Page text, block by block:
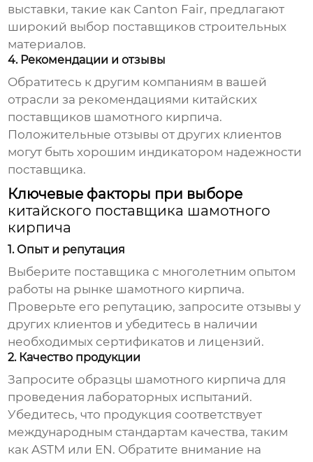
выставки, такие как Canton Fair, предлагают
широкий выбор поставщиков строительных
материалов.
4. Рекомендации и отзывы
Обратитесь к другим компаниям в вашей
отрасли за рекомендациями китайских
поставщиков шамотного кирпича.
Положительные отзывы от других клиентов
могут быть хорошим индикатором надежности
поставщика.
Ключевые факторы при выборе
китайского поставщика шамотного
кирпича
1. Опыт и репутация
Выберите поставщика с многолетним опытом
работы на рынке шамотного кирпича.
Проверьте его репутацию, запросите отзывы у
других клиентов и убедитесь в наличии
необходимых сертификатов и лицензий.
2. Качество продукции
Запросите образцы шамотного кирпича для
проведения лабораторных испытаний.
Убедитесь, что продукция соответствует
международным стандартам качества, таким
как ASTM или EN. Обратите внимание на